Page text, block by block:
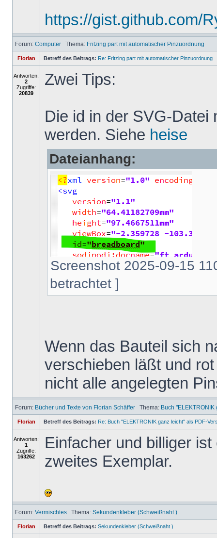
https://gist.github.com/
Forum: Computer Thema: Fritzing part mit automatischer Pinzuordnung
Florian Betreff des Beitrags: Re: Fritzing part mit automatischer Pinzuordnung
Antworten:
2
Zugriffe:
20839
Zwei Tips:
Die id in der SVG-Datei
werden. Siehe heise
Dateianhang:
Screenshot 2025-09-15
betrachtet ]
Wenn das Bauteil sich
verschieben läßt und
nicht alle angelegten
Forum: Bücher und Texte von Florian Schäffer Thema: Buch
Florian Betreff des Beitrags: Re: Buch "ELEKTRONIK ganz leicht" als PDF-
Antworten:
1
Zugriffe:
163262
Einfacher und billiger
zweites Exemplar.
Forum: Vermischtes Thema: Sekundenkleber (Schweißnaht )
Florian Betreff des Beitrags: Sekundenkleber (Schweißnaht )